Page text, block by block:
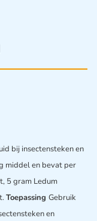
bij insectensteken en
middel en bevat per
5 gram Ledum
Toepassing Gebruik
en